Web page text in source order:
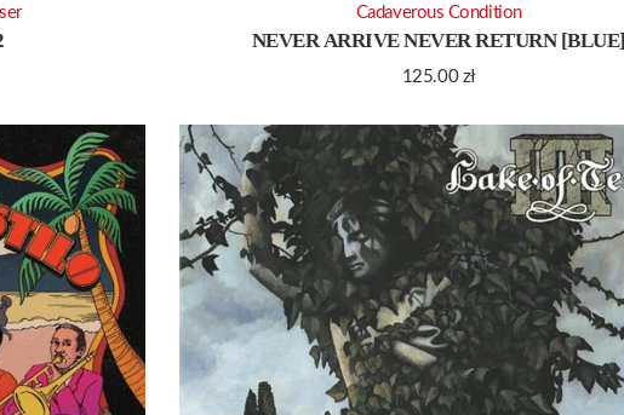
NEVER ARRIVE NEVER RETURN [BLUE]
125.00 zł
Cadaverous Condition